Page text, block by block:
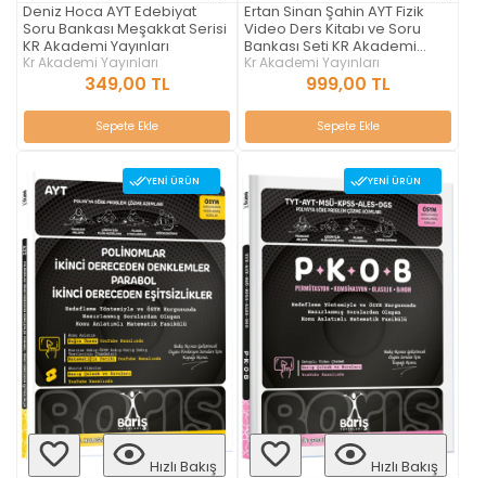
Deniz Hoca AYT Edebiyat
Soru Bankası Meşakkat Serisi
KR Akademi Yayınları
Kr Akademi Yayınları
349,00 TL
Sepete Ekle
Ertan Sinan Şahin AYT Fizik
Video Ders Kitabı ve Soru
Bankası Seti KR Akademi
Yayınları
Kr Akademi Yayınları
999,00 TL
Sepete Ekle
YENI ÜRÜN
Hızlı Bakış
YENI ÜRÜN
Hızlı Bakış